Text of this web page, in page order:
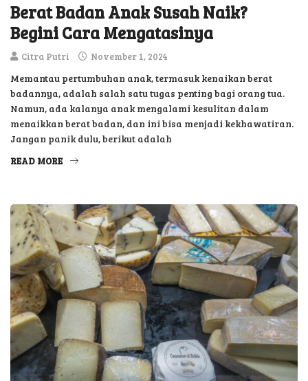
Berat Badan Anak Susah Naik?
Begini Cara Mengatasinya
Citra Putri November 1, 2024
Memantau pertumbuhan anak, termasuk kenaikan berat
badannya, adalah salah satu tugas penting bagi orang tua.
Namun, ada kalanya anak mengalami kesulitan dalam
menaikkan berat badan, dan ini bisa menjadi kekhawatiran.
Jangan panik dulu, berikut adalah
READ MORE